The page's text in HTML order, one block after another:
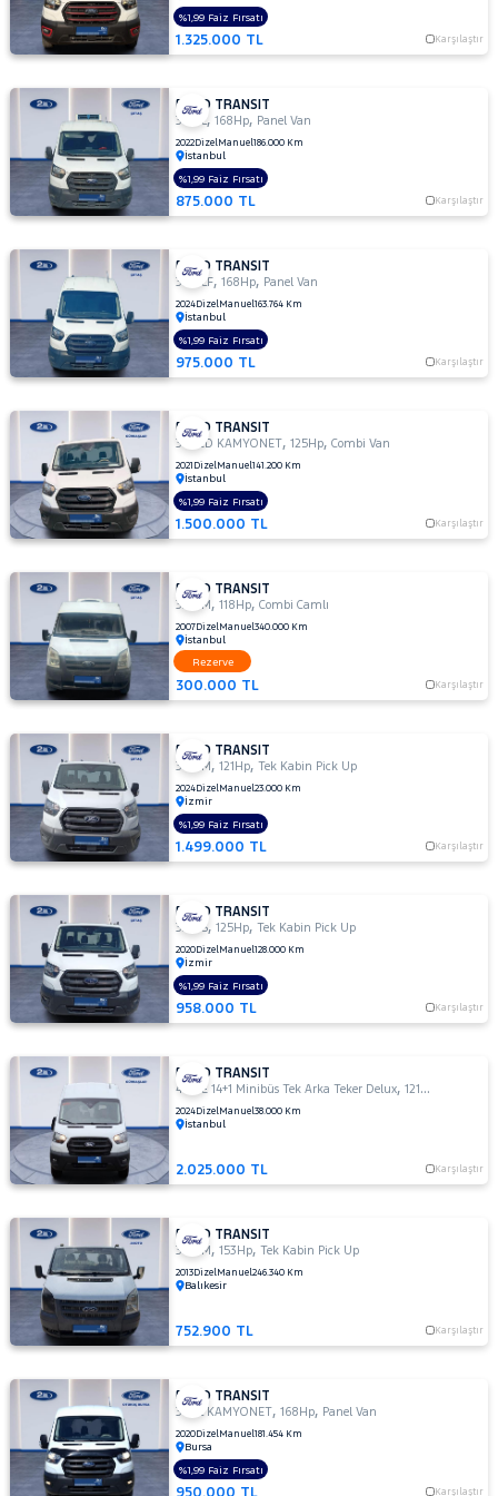
300
S
TD
330
330
S
330 S
KAMYONET
KAMYONET
350
E
350
ED
350
350
L
350 L
DURATORQ
ÇİFT KABİN
350
M
350
M
ÇİFT
KAMYONET
350
M
VAN
2.2
350
MF
VAN
350ED
KAMYONET
KAMYONET
410 L
MINIBUS
14+1 135
DELUX
410 L VAN
VAN
YÜKSEK
TAVAN
430 ED
EKSTRA
ÇIFT
ARKA
TEKER
440 E
1.325.000 TL Karşılaştır
%1,99 Faiz Fırsatı
FORD TRANSIT
350 L,168Hp, Panel Van
2022DizelManuel186.000 Km
İstanbul
875.000 TL Karşılaştır
%1,99 Faiz Fırsatı
FORD TRANSIT
350 LF,168Hp, Panel Van
2024DizelManuel163.764 Km
İstanbul
975.000 TL Karşılaştır
%1,99 Faiz Fırsatı
FORD TRANSIT
350ED KAMYONET,125Hp,Combi Van
2021 DizelManuel141.200 Km
İstanbul
1.500.000 TL Karşılaştır
%1,99 Faiz Fırsatı
FORD TRANSIT
330 M ,118Hp,Combi Camlı
2007DizelManuel340.000 Km
İstanbul
300.000 TL Karşılaştır
Rezerve
FORD TRANSIT
350 M ,121Hp,Tek Kabin Pick Up
2024DizelManuel23.000 Km
İzmir
1.499.000 TL Karşılaştır
%1,99 Faiz Fırsatı
FORD TRANSIT
330 S,125Hp,Tek Kabin Pick Up
2020DizelManuel128.000 Km
İzmir
958.000 TL Karşılaştır
%1,99 Faiz Fırsatı
FORD TRANSIT
440 E 14+1 Minibüs Tek Arka Teker Delux,121Hp
2024DizelManuel38.000 Km
İstanbul
2.025.000 TL Karşılaştır
FORD TRANSIT
350 M ,153Hp,Tek Kabin Pick Up
2013DizelManuel246.340 Km
Balıkesir
752.900 TL Karşılaştır
FORD TRANSIT
350L KAMYONET,168Hp, Panel Van
2020DizelManuel181.454 Km
Bursa
Karşılaştır
%1,99 Faiz Fırsatı